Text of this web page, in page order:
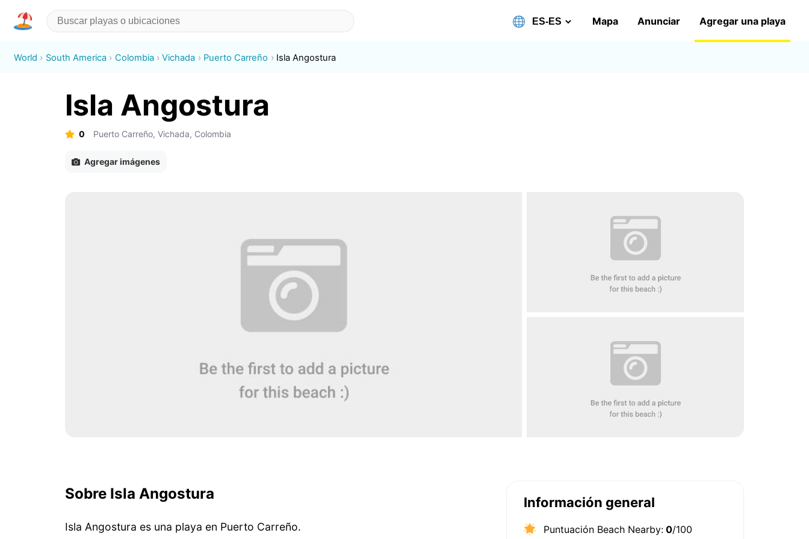
Mapa Anunciar Agregar una playa
World South America Colombia Vichada Puerto Carreño Isla Angostura
Isla Angostura
0 Puerto Carreño, Vichada, Colombia
Agregar imágenes
Sobre Isla Angostura
Isla Angostura es una playa en Puerto Carreño.
Información general
Puntuación Beach Nearby: 0/100